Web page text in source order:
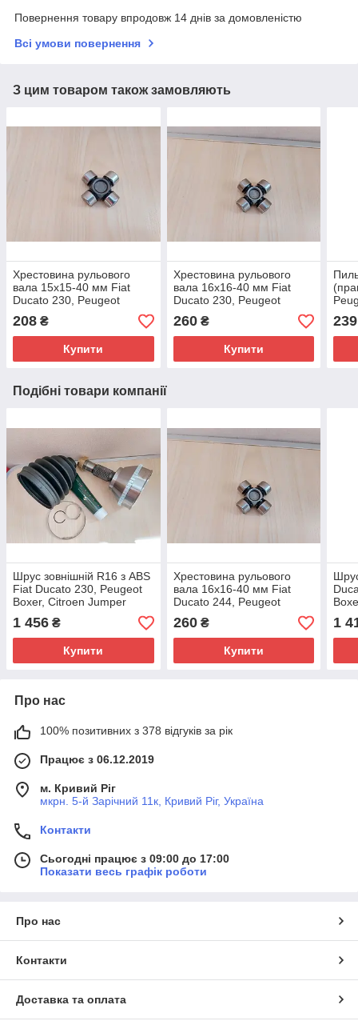
Повернення товару впродовж 14 днів за домовленістю
Всі умови повернення
З цим товаром також замовляють
Хрестовина рульового
вала 15x15-40 мм Fiat
Ducato 230, Peugeot
Boxer, Citroen Jumper
(1994-2002), 218008
208 ₴
Купити
Хрестовина рульового
вала 16x16-40 мм Fiat
Ducato 230, Peugeot
Boxer, Citroen Jumper
(1994-2002), 218010
260₴
Купити
239
Подібні товари компанії
Шрус зовнішній R16 з ABS
Fiat Ducato 230, Peugeot
Boxer, Citroen Jumper
(1994-2002), 9566722380,
9567582280
1 456 ₴
Купити
Хрестовина рульового
вала 16x16-40 мм Fiat
Ducato 244, Peugeot
(2002-2006), 218010
260₴
Купити
1
Про нас
100% позитивних з 378 відгуків за рік
Працює з 06.12.2019
м. Кривий Ріг
мкрн. 5-й Зарічний 11к, Кривий Ріг, Україна
Контакти
Сьогодні працює з 09:00 до 17:00
Показати весь графік роботи
Про нас
Контакти
Доставка та оплата